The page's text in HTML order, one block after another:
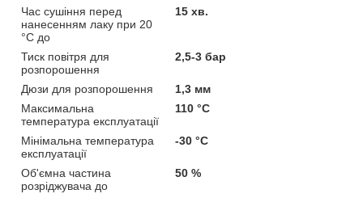
Час сушіння перед
нанесенням лаку при 20
°C до
15 хв.
Тиск повітря для
розпорошення
2,5-3 бар
Дюзи для розпорошення
1,3 мм
Максимальна
температура експлуатації
110 °С
Мінімальна температура
експлуатації
-30 °С
Об'ємна частина
розріджувача до
50 %